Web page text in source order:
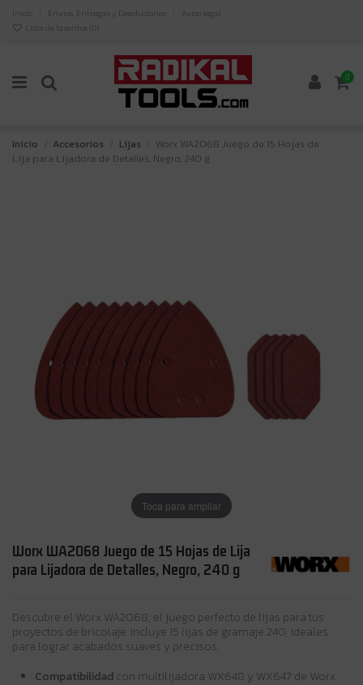
Inicio Envíos, Entregas y Devoluciones
Aviso legal
Lista de favoritos ( 0)
0
Inicio Accesorios Lijas
Worx WA2068 Juego de 15 Hojas de
Lija para Lijadora de Detalles, Negro, 240 g
Toca para ampliar
Worx WA2068 Juego de 15 Hojas de Lija
para Lijadora de Detalles, Negro, 240 g
Descubre el Worx WA2068, el juego perfecto de lijas para tus
proyectos de bricolaje. Incluye 15 lijas de gramaje 240, ideales
para lograr acabados suaves y precisos.
Compatibilidad con multilijadora WX648 y WX647 de Worx.